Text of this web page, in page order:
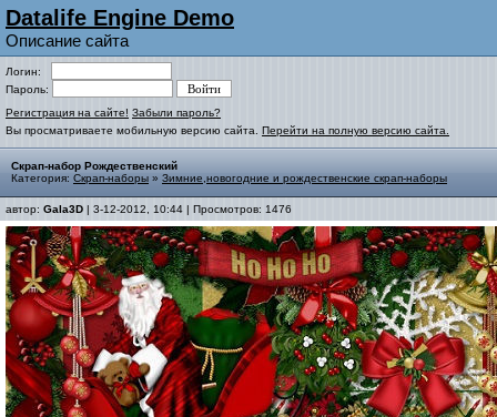
Datalife Engine Demo
Описание сайта
Логин:
Пароль:
Регистрация на сайте! Забыли пароль?
Вы просматриваете мобильную версию сайта. Перейти на полную версию сайта.
Скрап-набор Рождественский
Категория: Скрап-наборы » Зимние,новогодние и рождественские скрап-наборы
автор: Gala3D | 3-12-2012, 10:44 | Просмотров: 1476